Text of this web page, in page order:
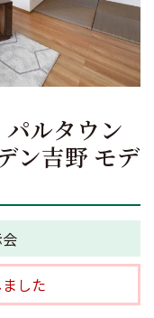
ルタウン
ン吉野 モデ
した